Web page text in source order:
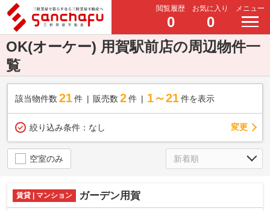
閲覧履歴
0
お気に入り
0
メニュー
OK(オーケー) 用賀駅前店の周辺物件一
覧
該当物件数 21件 販売数 2 件 1～21 件を表示
絞り込み条件： なし 変更
空室のみ
賃貸 | マンション ガーデン用賀